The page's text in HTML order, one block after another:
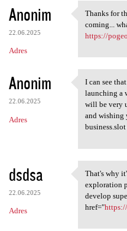
Anonim
22.06.2025
Adres
Thanks
Thanks for
coming...
https://
Anonim
22.06.2025
Adres
I can see
I can see
launching a
will be very
and wishing
dsdsa
22.06.2025
Adres
That's
That's why
exploration
develop
href="